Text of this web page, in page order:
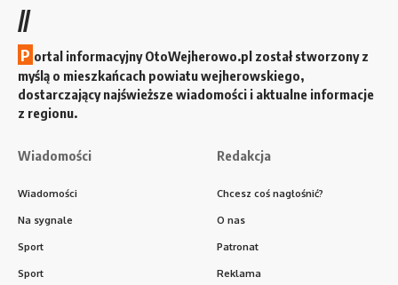
//
P ortal informacyjny OtoWejherowo.pl został stworzony z
myślą o mieszkańcach powiatu wejherowskiego,
dostarczający najświeższe wiadomości i aktualne informacje
z regionu.
Wiadomości
Wiadomości
Na sygnale
Sport
Sport
Redakcja
Chcesz coś nagłośnić?
O nas
Patronat
Reklama